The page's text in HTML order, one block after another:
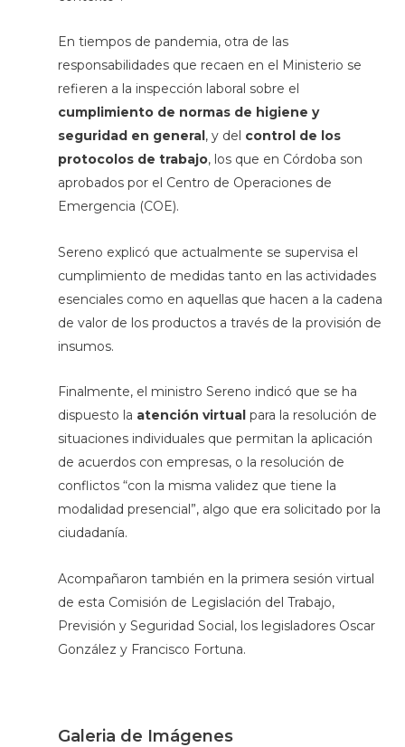
En tiempos de pandemia, otra de las
responsabilidades que recaen en el Ministerio se
refieren a la inspección laboral sobre el
cumplimiento de normas de higiene y
seguridad en general, y del control de los
protocolos de trabajo, los que en Córdoba son
aprobados por el Centro de Operaciones de
Emergencia (COE).
Sereno explicó que actualmente se supervisa el
cumplimiento de medidas tanto en las actividades
esenciales como en aquellas que hacen a la cadena
de valor de los productos a través de la provisión de
insumos.
Finalmente, el ministro Sereno indicó que se ha
dispuesto la atención virtualpara la resolución de
situaciones individuales que permitan la aplicación
de acuerdos con empresas, o la resolución de
conflictos “con la misma validez que tiene la
modalidad presencial”, algo que era solicitado por la
ciudadanía.
Acompañaron también en la primera sesión virtual
de esta Comisión de Legislación del Trabajo,
Previsión y Seguridad Social, los legisladores Oscar
González y Francisco Fortuna.
Galeria de Imágenes